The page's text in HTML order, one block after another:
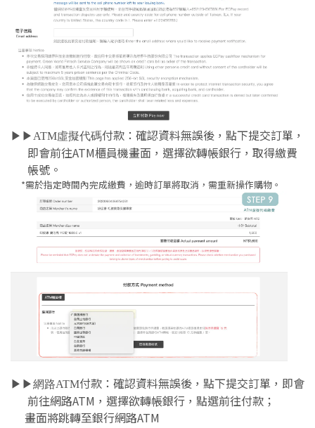
▶︎▶︎ATM虛擬代碼付款： 確認資料無誤後，點下提交訂單，
即會前往ATM櫃員機畫面，選擇欲轉帳銀行，取得繳費
帳號。
*需於指定時間內完成繳費，逾時訂單將取消，需重新操作購物。
▶︎▶︎網路ATM付款： 確認資料無誤後，點下提交訂單， 即會
前往網路ATM，選擇欲轉帳銀行，點選前往付款；
畫面將跳轉至銀行網路ATM